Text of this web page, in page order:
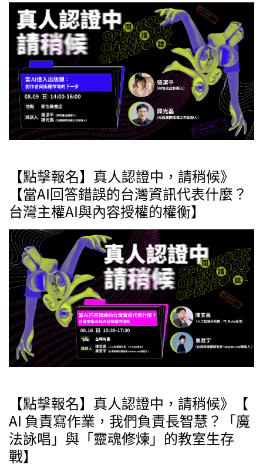
【點擊報名】真人認證中，請稍候》
【當AI回答錯誤的台灣資訊代表什麼？
台灣主權AI與內容授權的權衡】
【點擊報名】真人認證中，請稍候》【
AI 負責寫作業，我們負責長智慧？「魔
法詠唱」與「靈魂修煉」的教室生存
戰】